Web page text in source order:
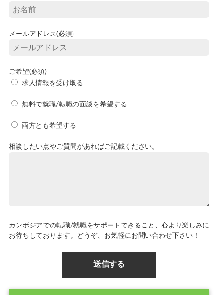
メールアドレス(必須)
ご希望(必須)
求人情報を受け取る
無料で就職/転職の面談を希望する
両方とも希望する
相談したい点やご質問があればご記載ください。
カンボジアでの転職/就職をサポートできること、心より楽しみに
お待ちしております。どうぞ、お気軽にお問い合わせ下さい！